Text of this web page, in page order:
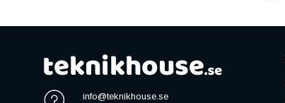
info@teknikhouse.se